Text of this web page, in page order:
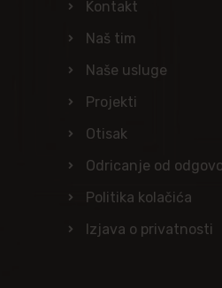
Kontakt
Naš tim
Naše usluge
Projekti
Otisak
Odricanje od
Politika kolačića
Izjava o privatnosti